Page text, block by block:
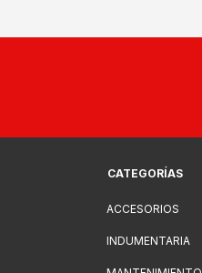
CATEGORÍAS
ACCESORIOS
INDUMENTARIA